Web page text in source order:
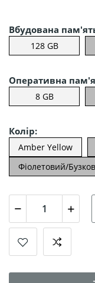
Вбудована
128 GB
Оперативна
8 GB
Колір:
Amber Yellow
Фіолетовий/